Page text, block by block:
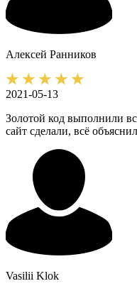
Алексей Ранников
2021-05-13
Золотой код выполнили
сайт сделали, всё
Vasilii Klok